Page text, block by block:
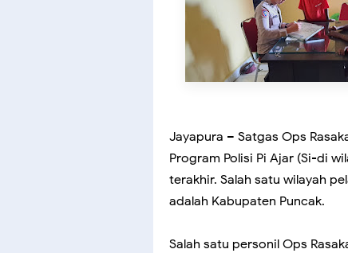
Jayapura – Satgas Ops
Program Polisi Pi Ajar (Si-di
terakhir. Salah satu wilayah
adalah Kabupaten Puncak.
Salah satu personil Ops